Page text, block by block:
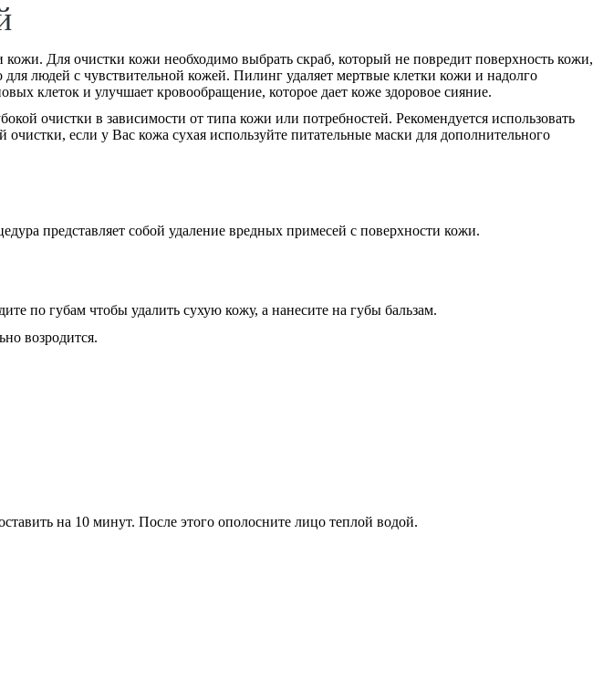
Для очистки кожи необходимо выбрать скраб, который не повредит поверхность кожи,
людей с чувствительной кожей. Пилинг удаляет мертвые клетки кожи и надолго
клеток и улучшает кровообращение, которое дает коже здоровое сияние.
очистки в зависимости от типа кожи или потребностей. Рекомендуется использовать
если у Вас кожа сухая используйте питательные маски для дополнительного
представляет собой удаление вредных примесей с поверхности кожи.
по губам чтобы удалить сухую кожу, а нанесите на губы бальзам.
возродится.
на 10 минут. После этого ополосните лицо теплой водой.